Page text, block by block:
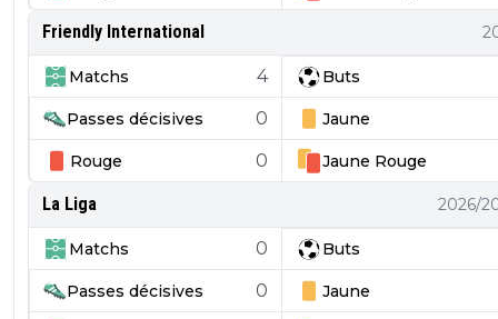
Friendly International
Matchs 4 Buts
Passes décisives 0 Jaune
Rouge 0 Jaune Rouge
La Liga 2026/
Matchs 0 Buts
Passes décisives 0 Jaune